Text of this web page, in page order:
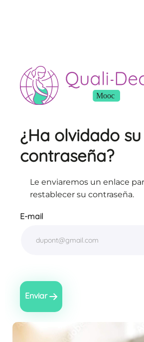
¿Ha olvidado su
contraseña?
Le enviaremos un enlace
restablecer su contraseña.
E-mail
Enviar